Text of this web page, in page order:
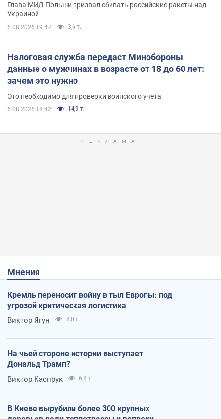
Глава МИД Польши призвал сбивать российские ракеты над
Украиной
6.08.2026 19:47 3,6 т.
Налоговая служба передаст Минобороны
данные о мужчинах в возрасте от 18 до 60 лет:
зачем это нужно
Это необходимо для проверки воинского учета
6.08.2026 18:42 14,9 т.
Мнения
Кремль переносит войну в тыл Европы: под
угрозой критическая логистика
Виктор Ягун 8,0 т.
На чьей стороне истории выступает
Дональд Трамп?
Виктор Каспрук 6,8 т.
В Киеве вырубили более 300 крупных